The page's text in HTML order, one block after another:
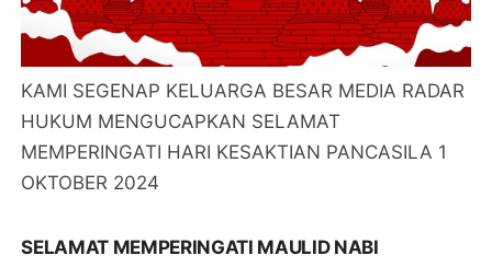
KAMI SEGENAP KELUARGA BESAR MEDIA RADAR
HUKUM MENGUCAPKAN SELAMAT
MEMPERINGATI HARI KESAKTIAN PANCASILA 1
OKTOBER 2024
SELAMAT MEMPERINGATI MAULID NABI